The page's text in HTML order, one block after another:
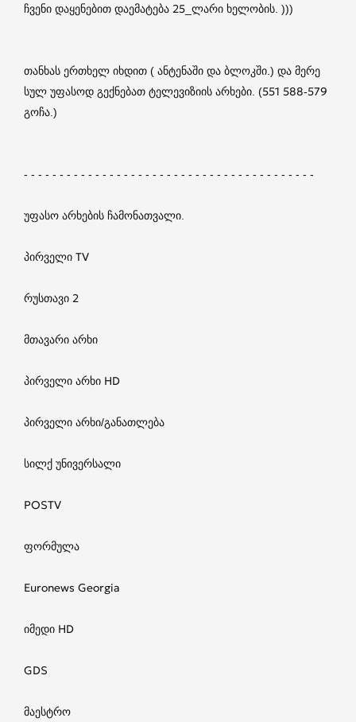
ჩვენი დაყენებით დაემატება 25_ლარი ხელობის. )))
თანხას ერთხელ იხდით ( ანტენაში და ბლოკში.) და მერე
სულ უფასოდ გექნებათ ტელევიზიის არხები. (551 588-579
გოჩა.)
- - - - - - - - - - - - - - - - - - - - - - - - - - - - - - - - - - - - - - - - -
უფასო არხების ჩამონათვალი.
პირველი TV
რუსთავი 2
მთავარი არხი
პირველი არხი HD
პირველი არხი/განათლება
სილქ უნივერსალი
POSTV
ფორმულა
Euronews Georgia
იმედი HD
GDS
მაესტრო